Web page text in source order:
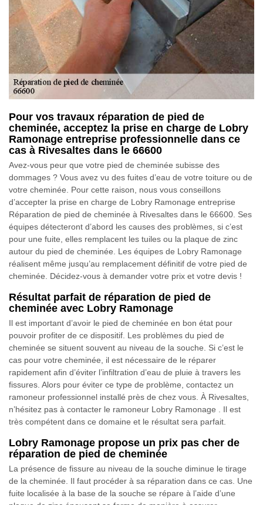
Pour vos travaux réparation de pied de
cheminée, acceptez la prise en charge de Lobry
Ramonage entreprise professionnelle dans ce
cas à Rivesaltes dans le 66600
Avez-vous peur que votre pied de cheminée subisse des
dommages ? Vous avez vu des fuites d’eau de votre toiture ou de
votre cheminée. Pour cette raison, nous vous conseillons
d’accepter la prise en charge de Lobry Ramonage entreprise
Réparation de pied de cheminée à Rivesaltes dans le 66600. Ses
équipes détecteront d’abord les causes des problèmes, si c’est
pour une fuite, elles remplacent les tuiles ou la plaque de zinc
autour du pied de cheminée. Les équipes de Lobry Ramonage
réalisent même jusqu’au remplacement définitif de votre pied de
cheminée. Décidez-vous à demander votre prix et votre devis !
Résultat parfait de réparation de pied de
cheminée avec Lobry Ramonage
Il est important d’avoir le pied de cheminée en bon état pour
pouvoir profiter de ce dispositif. Les problèmes du pied de
cheminée se situent souvent au niveau de la souche. Si c’est le
cas pour votre cheminée, il est nécessaire de le réparer
rapidement afin d’éviter l’infiltration d’eau de pluie à travers les
fissures. Alors pour éviter ce type de problème, contactez un
ramoneur professionnel installé près de chez vous. À Rivesaltes,
n’hésitez pas à contacter le ramoneur Lobry Ramonage . Il est
très compétent dans ce domaine et le résultat sera parfait.
Lobry Ramonage propose un prix pas cher de
réparation de pied de cheminée
La présence de fissure au niveau de la souche diminue le tirage
de la cheminée. Il faut procéder à sa réparation dans ce cas. Une
fuite localisée à la base de la souche se répare à l’aide d’une